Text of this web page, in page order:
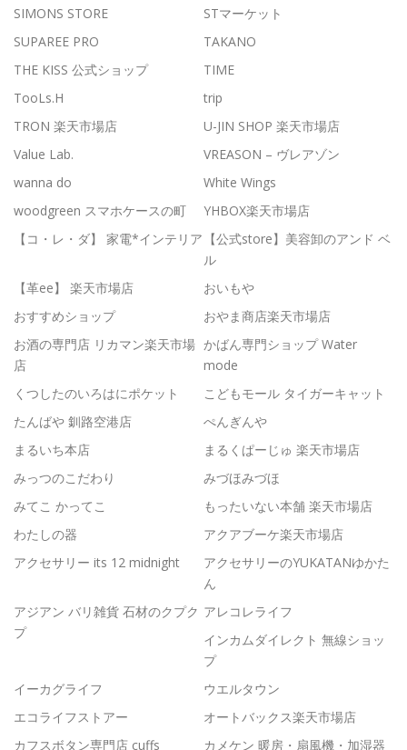
SIMONS STORE
STマーケット
SUPAREE PRO
TAKANO
THE KISS 公式ショップ
TIME
TooLs.H
trip
TRON 楽天市場店
U-JIN SHOP 楽天市場店
Value Lab.
VREASON – ヴレアゾン
wanna do
White Wings
woodgreen スマホケースの町
YHBOX楽天市場店
【コ・レ・ダ】 家電*インテリア 【公式store】美容卸のアンド ベ
ル
【革ee】 楽天市場店
おいもや
おすすめショップ
おやま商店楽天市場店
お酒の専門店 リカマン楽天市場
店
かばん専門ショップ Water
mode
くつしたのいろはにポケット
こどもモール タイガーキャット
たんばや 釧路空港店
ぺんぎんや
まるいち本店
まるくぱーじゅ 楽天市場店
みっつのこだわり
みづほみづほ
みてこ かってこ
もったいない本舗 楽天市場店
わたしの器
アクアブーケ楽天市場店
アクセサリー its 12 midnight
アクセサリーのYUKATANゆかた
ん
アジアン バリ雑貨 石材のクプク
プ
アレコレライフ
インカムダイレクト 無線ショッ
プ
イーカグライフ
ウエルタウン
エコライフストアー
オートバックス楽天市場店
カフスボタン専門店 cuffs
カメケン 暖房・扇風機・加湿器